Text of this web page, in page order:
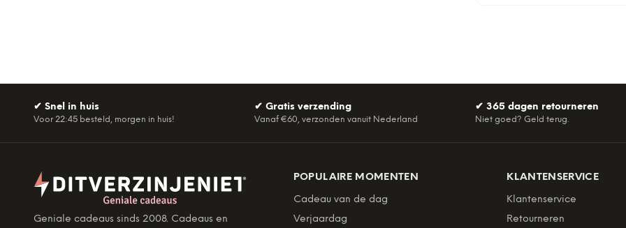
✔ Snel in huis
Voor 22:45 besteld, morgen in huis!
✔ Gratis verzending
Vanaf €60, verzonden vanuit Nederland
✔ 365 dagen retourneren
Niet goed? Geld terug.
Geniale cadeaus sinds 2008. Cadeaus en
POPULAIRE MOMENTEN
Cadeau van de dag
Verjaardag
KLANTENSERVICE
Klantenservice
Retourneren